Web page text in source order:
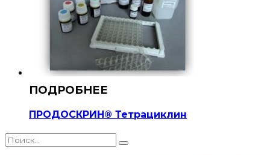
ПРОДОСКРИН® Тетрациклин